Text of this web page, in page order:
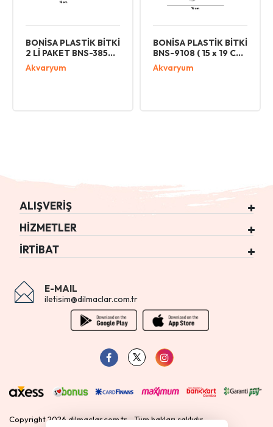
BONİSA PLASTİK BİTKİ
BNS-9108 ( 15 x 19 CM
)Akvaryum
BONİSA PLASTİK BİTKİ
5 Lİ PAKET BNS-3491 (
10 x 20 CM )
Akvaryum
ALIŞVERİŞ
HİZMETLER
İRTİBAT
E-MAIL
iletisim@dilmaclar.com.tr
Copyright 2026 dilmaclar.com.tr - Tüm hakları saklıdır.